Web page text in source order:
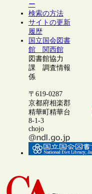
ー
検索の方法
サイトの更新
履歴
国立国会図書
館 関西館
図書館協力
課 調査情報
係
〒619-0287
京都府相楽郡
精華町精華台
8-1-3
chojo